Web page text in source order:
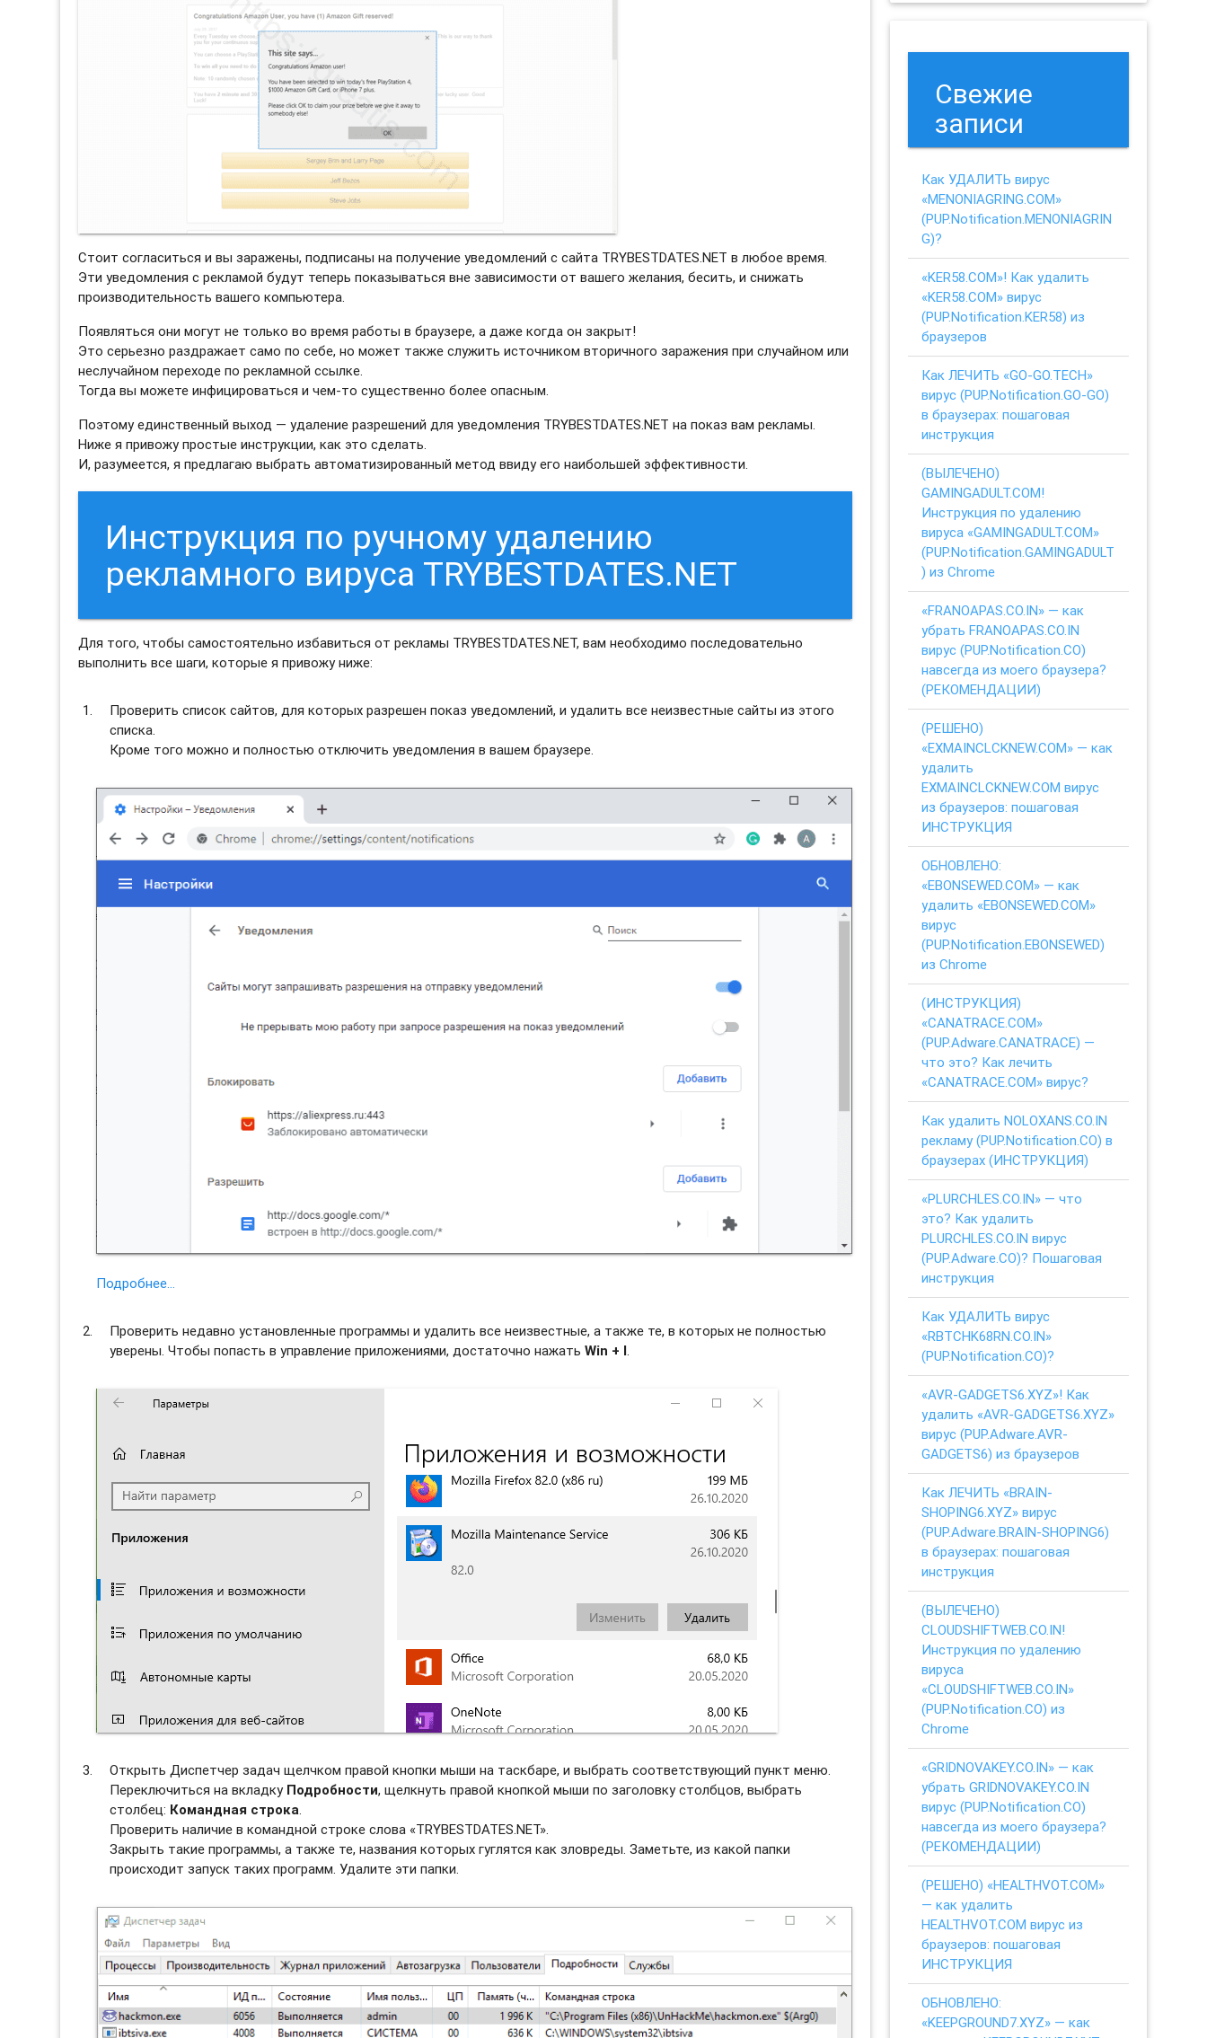
Стоит согласиться и вы заражены, подписаны на получение уведомлений с сайта TRYBESTDATES.NET в любое время.
Эти уведомления с рекламой будут теперь показываться вне зависимости от вашего желания, бесить, и снижать
производительность вашего компьютера.
Появляться они могут не только во время работы в браузере, а даже когда он закрыт!
Это серьезно раздражает само по себе, но может также служить источником вторичного заражения при случайном или
неслучайном переходе по рекламной ссылке.
Тогда вы можете инфицироваться и чем-то существенно более опасным.
Поэтому единственный выход — удаление разрешений для уведомления TRYBESTDATES.NET на показ вам рекламы.
Ниже я привожу простые инструкции, как это сделать.
И, разумеется, я предлагаю выбрать автоматизированный метод ввиду его наибольшей эффективности.
Инструкция по ручному удалению
рекламного вируса TRYBESTDATES.NET
Для того, чтобы самостоятельно избавиться от рекламы TRYBESTDATES.NET, вам необходимо последовательно
выполнить все шаги, которые я привожу ниже:
Проверить список сайтов, для которых разрешен показ уведомлений, и удалить все неизвестные сайты из этого
списка.
Кроме того можно и полностью отключить уведомления в вашем браузере.
Подробнее…
Проверить недавно установленные программы и удалить все неизвестные, а также те, в которых не полностью
уверены. Чтобы попасть в управление приложениями, достаточно нажатьWin + I
Открыть Диспетчер задач щелчком правой кнопки мыши на таскбаре, и выбрать соотвeтствующий пункт меню.
Переключиться на вкладку Подробности, щелкнуть правой кнопкой мыши по заголовку столбцов, выбрать
столбец: Командная строка
Проверить наличие в командной строке слова «TRYBESTDATES.NET».
Закрыть такие программы, а также те, названия которых гуглятся как зловреды. Заметьте, из какой папки
происходит запуск таких программ. Удалите эти папки.
Свежие
записи
Как УДАЛИТЬ вирус
«MENONIAGRING.COM»
(PUP.Notification.MENONIAGRIN
G)?
«KER58.COM»! Как удалить
«KER58.COM» вирус
(PUP.Notification.KER58) из
браузеров
Как ЛЕЧИТЬ «GO-GO.TECH»
вирус (PUP.Notification.GO-GO)
в браузерах: пошаговая
инструкция
(ВЫЛЕЧЕНО)
GAMINGADULT.COM!
Инструкция по удалению
вируса «GAMINGADULT.COM»
(PUP.Notification.GAMINGADULT
) из Chrome
«FRANOAPAS.CO.IN» — как
убрать FRANOAPAS.CO.IN
вирус (PUP.Notification.CO)
навсегда из моего браузера?
(РЕКОМЕНДАЦИИ)
(РЕШЕНО)
«EXMAINCLCKNEW.COM» — как
удалить
EXMAINCLCKNEW.COM вирус
из браузеров: пошаговая
ИНСТРУКЦИЯ
ОБНОВЛЕНО:
«EBONSEWED.COM» — как
удалить «EBONSEWED.COM»
вирус
(PUP.Notification.EBONSEWED)
из Chrome
(ИНСТРУКЦИЯ)
«CANATRACE.COM»
(PUP.Adware.CANATRACE) —
что это? Как лечить
«CANATRACE.COM» вирус?
Как удалить NOLOXANS.CO.IN
рекламу (PUP.Notification.CO) в
браузерах (ИНСТРУКЦИЯ)
«PLURCHLES.CO.IN» — что
это? Как удалить
PLURCHLES.CO.IN вирус
(PUP.Adware.CO)? Пошаговая
инструкция
Как УДАЛИТЬ вирус
«RBTCHK68RN.CO.IN»
(PUP.Notification.CO)?
«AVR-GADGETS6.XYZ»! Как
удалить «AVR-GADGETS6.XYZ»
вирус (PUP.Adware.AVR-
GADGETS6) из браузеров
Как ЛЕЧИТЬ «BRAIN-
SHOPING6.XYZ» вирус
(PUP.Adware.BRAIN-SHOPING6)
в браузерах: пошаговая
инструкция
(ВЫЛЕЧЕНО)
CLOUDSHIFTWEB.CO.IN!
Инструкция по удалению
вируса
«CLOUDSHIFTWEB.CO.IN»
(PUP.Notification.CO) из
Chrome
«GRIDNOVAKEY.CO.IN» — как
убрать GRIDNOVAKEY.CO.IN
вирус (PUP.Notification.CO)
навсегда из моего браузера?
(РЕКОМЕНДАЦИИ)
(РЕШЕНО) «HEALTHVOT.COM»
— как удалить
HEALTHVOT.COM вирус из
браузеров: пошаговая
ИНСТРУКЦИЯ
ОБНОВЛЕНО:
«KEEPGROUND7.XYZ» — как